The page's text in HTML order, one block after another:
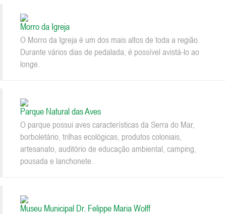
Morro da Igreja
O Morro da Igreja é um dos mais altos de toda a região.
Durante vários dias de pedalada, é possível avistá-lo ao
longe.
Parque Natural das Aves
O parque possui aves características da Serra do Mar,
borboletário, trilhas ecológicas, produtos coloniais,
artesanato, auditório de educação ambiental, camping,
pousada e lanchonete.
Museu Municipal Dr. Felippe Maria Wolff